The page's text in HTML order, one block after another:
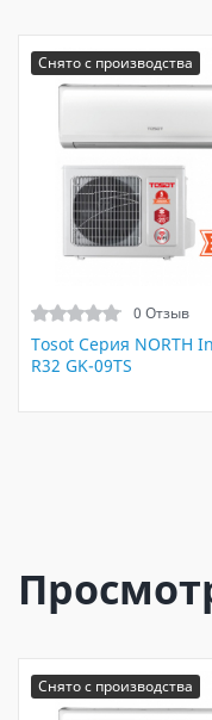
Снято с производства
0 Отзыв
Tosot Серия NORTH
R32 GK-09TS
Снято с производства